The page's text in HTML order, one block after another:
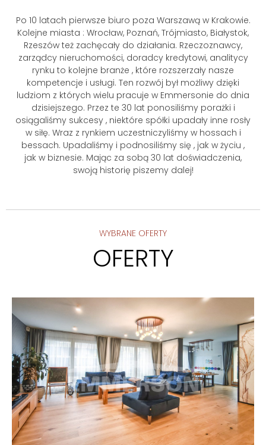
Po 10 latach pierwsze biuro poza Warszawą w Krakowie.
Kolejne miasta : Wrocław, Poznań, Trójmiasto, Białystok,
Rzeszów też zachęcały do działania. Rzeczoznawcy,
zarządcy nieruchomości, doradcy kredytowi, analitycy
rynku to kolejne branże , które rozszerzały nasze
kompetencje i usługi. Ten rozwój był możliwy dzięki
ludziom z których wielu pracuje w Emmersonie do dnia
dzisiejszego. Przez te 30 lat ponosiliśmy porażki i
osiągaliśmy sukcesy , niektóre spółki upadały inne rosły
w siłę. Wraz z rynkiem uczestniczyliśmy w hossach i
bessach. Upadaliśmy i podnosiliśmy się , jak w życiu ,
jak w biznesie. Mając za sobą 30 lat doświadczenia,
swoją historię piszemy dalej!
WYBRANE OFERTY
OFERTY